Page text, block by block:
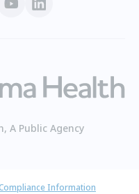
A Public Agency
Information